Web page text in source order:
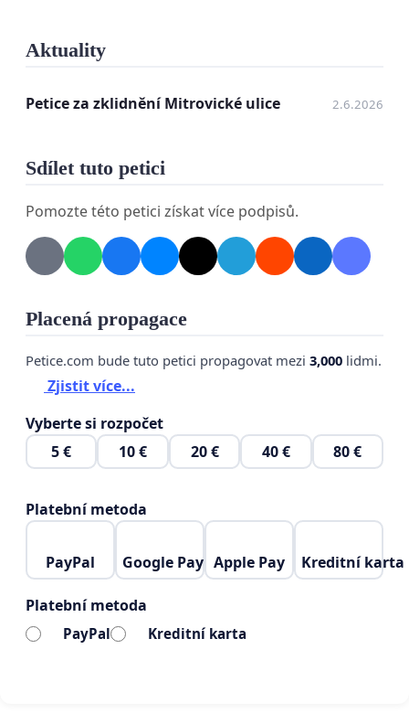
Vybudování obchvatu Staré Bělé ,kde se doprava(i
některých místech, se pomalu ul Mitrovická nedá
Automobily ani kamiony,(kteří maji mimichodem
rychlost a je zde vysoká hlučnost a prašnost .
V obci,konkrétně ul Mitrovická ,již bylo několik
dopravních nehod,bohužel i sražené dítě
Děkujeme za vyřešení této situace.
Karin Pravdová
Mitrovická 208/166
Stará Bělá,72400
Aktuality
Petice za zklidnění Mitrovické ulice 2.6.2026
Sdílet tuto petici
Pomozte této petici získat více podpisů.
Placená propagace
Petice.com bude tuto petici propagovat mezi 3,000 lidmi.
Zjistit více...
Vyberte si rozpočet
5 €
10 € 20 € 40 € 80 €
Platební metoda
PayPal Google Pay Apple Pay Kreditní karta
Platební metoda
PayPal Kreditní karta